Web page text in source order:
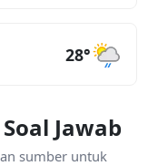
28°
Jawab
sumber untuk